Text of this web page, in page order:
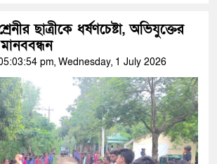
ছাত্রীকে ধর্ষণচেষ্টা, অভিযুক্তের
pm, Wednesday, 1 July 2026